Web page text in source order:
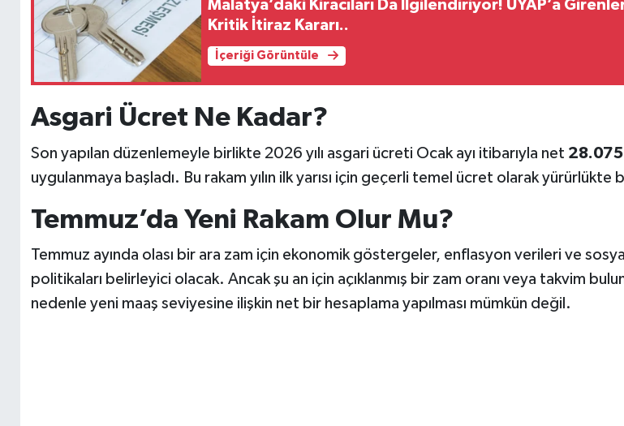
Malatya’daki Kiracıları Da İlgilendiriyor! UYAP’a
Kritik İtiraz Kararı..
İçeriği Görüntüle
Asgari Ücret Ne Kadar?
Son yapılan düzenlemeyle birlikte 2026 yılı asgari ücreti Ocak ayı itibarıyla net 28.075
uygulanmaya başladı. Bu rakam yılın ilk yarısı için geçerli temel ücret olarak yürürlükte
Temmuz’da Yeni Rakam Olur Mu?
Temmuz ayında olası bir ara zam için ekonomik göstergeler, enflasyon verileri ve
politikaları belirleyici olacak. Ancak şu an için açıklanmış bir zam oranı veya takvim
nedenle yeni maaş seviyesine ilişkin net bir hesaplama yapılması mümkün değil.